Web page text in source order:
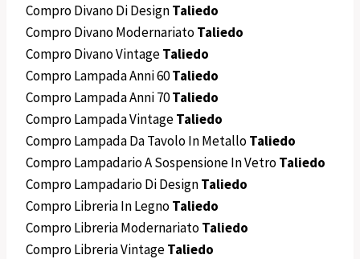
Compro Divano Di DesignTaliedo
Compro Divano ModernariatoTaliedo
Compro Divano VintageTaliedo
Compro Lampada Anni 60Taliedo
Compro Lampada Anni 70Taliedo
Compro Lampada VintageTaliedo
Compro Lampada Da Tavolo In MetalloTaliedo
Compro Lampadario A Sospensione In VetroTaliedo
Compro Lampadario Di DesignTaliedo
Compro Libreria In LegnoTaliedo
Compro Libreria ModernariatoTaliedo
Compro Libreria VintageTaliedo